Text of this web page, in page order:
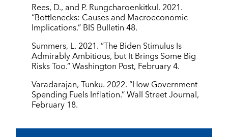
Rees, D., and P. Rungcharoenkitkul. 2021.
“Bottlenecks: Causes and Macroeconomic
Implications.” BIS Bulletin 48.
Summers, L. 2021. ”The Biden Stimulus Is
Admirably Ambitious, but It Brings Some Big
Risks Too.” Washington Post, February 4.
Varadarajan, Tunku. 2022. “How Government
Spending Fuels Inflation.” Wall Street Journal,
February 18.